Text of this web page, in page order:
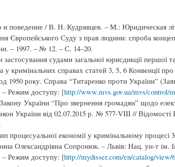
поведение / В. Н. Кудрявцев. – М.: Юридическая
Європейського Суду з прав людини: спроба
– 1997. – № 12. – С. 14–20.
судами загальної юрисдикції першої
у кримінальних справах статей 3, 5, 6 Конвенції
1950 року. Справа “Титаренко проти України”
– Режим доступу: [http://www.mvs.gov.ua/mvs/control/
України “Про звернення громадян” щодо
України від 02.07.2015 р. № 577-VIII //
процесуальної економії у кримінальному процесі
Олександрівна Сопронюк. – Львів: Нац. ун-т ім.
– Режим доступу: [http://mydisser.com/en/catalog/view/